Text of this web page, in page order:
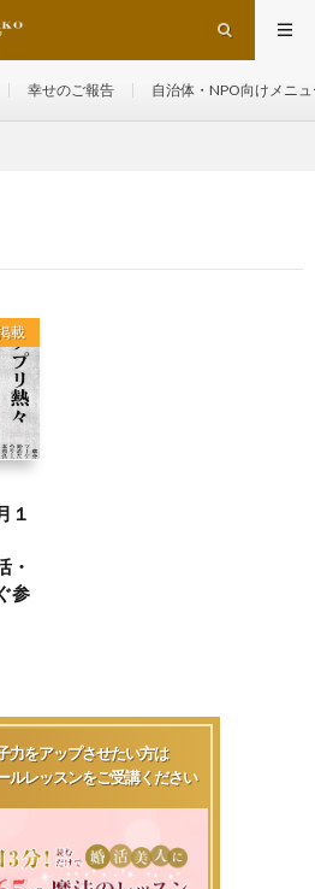
幸せのご報告 自治体・NPO向けメニ
載
１
・
参
力をアップさせたい方は
ルレッスンをご受講ください